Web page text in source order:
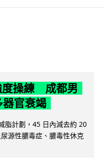
度操練 成都男
官衰竭
脂計劃，45 日內減去約 20
源性膿毒症、膿毒性休克